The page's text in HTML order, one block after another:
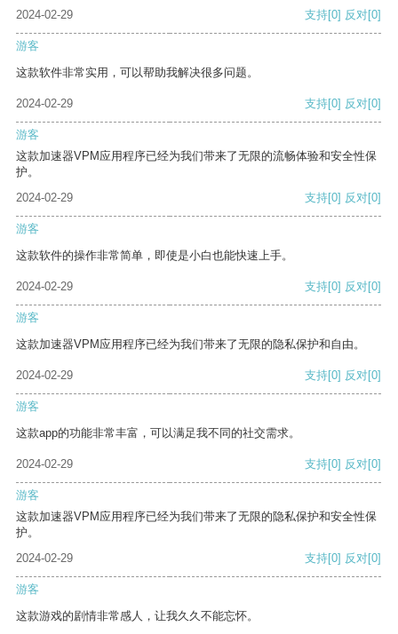
2024-02-29 支持[0] 反对[0]
游客
这款软件非常实用，可以帮助我解决很多问题。
2024-02-29 支持[0] 反对[0]
游客
这款加速器VPM应用程序已经为我们带来了无限的流畅体验和安全性保
护。
2024-02-29
支持[0] 反对[0]
游客
这款软件的操作非常简单，即使是小白也能快速上手。
2024-02-29 支持[0] 反对[0]
游客
这款加速器VPM应用程序已经为我们带来了无限的隐私保护和自由。
2024-02-29 支持[0] 反对[0]
游客
这款app的功能非常丰富，可以满足我不同的社交需求。
2024-02-29 支持[0] 反对[0]
游客
这款加速器VPM应用程序已经为我们带来了无限的隐私保护和安全性保
护。
2024-02-29
支持[0] 反对[0]
游客
这款游戏的剧情非常感人，让我久久不能忘怀。